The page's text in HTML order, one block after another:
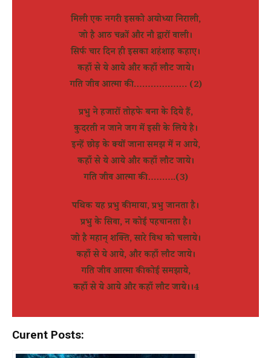
मिली एक नगरी इसको अयोध्या निराली,
जो है आठ चक्रों और नौ द्वारों वाली।
सिर्फ चार दिन ही इसका शहंशाह कहाए।
कहाँ से ये आये और कहाँ लौट जाये।
गति जीव आत्मा की ………………. (2)
प्रभु ने हजारों तोहफे बना के दिये हैं,
कुदरती न जाने जग में इसी के लिये है।
इन्हें छोड़ के क्यों जाना समझ में न आये,
कहाँ से ये आये और कहाँ लौट जाये।
गति जीव आत्मा की………..(3)
पथिक यह प्रभु की माया, प्रभु जानता है।
प्रभु के सिवा, न कोई पहचानता है।
जो है महान् शक्ति, सारे विश्व को चलाये।
कहाँ से ये आये, और कहाँ लौट जाये।
गति जीव आत्मा की कोई समझाये,
कहाँ से ये आये और कहाँ लौट जाये।।4
Curent Posts: